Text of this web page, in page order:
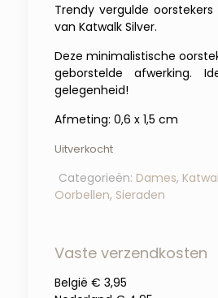
Trendy vergulde
van Katwalk Silver.
Deze minimalistische
geborstelde afwerking.
gelegenheid!
Afmeting: 0,6 x 1,5 cm
Uitverkocht
Categorieën: Dames,
Oorbellen, Sieraden
Vaste verzendkosten
België € 3,95